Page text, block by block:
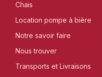
Chais
Location pompe à bière
Notre savoir faire
Nous trouver
Transports et Livraisons